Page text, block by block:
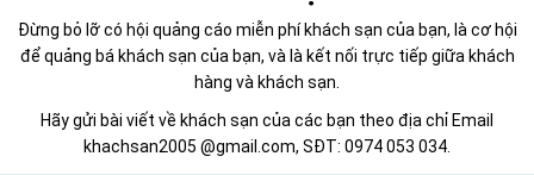
Đừng bỏ lỡ có hội quảng cáo miễn phí khách sạn của bạn, là cơ hội
để quảng bá khách sạn của bạn, và là kết nối trực tiếp giữa khách
hàng và khách sạn.
Hãy gửi bài viết về khách sạn của các bạn theo địa chỉ Email
khachsan2005 @gmail.com, SĐT: 0974 053 034.